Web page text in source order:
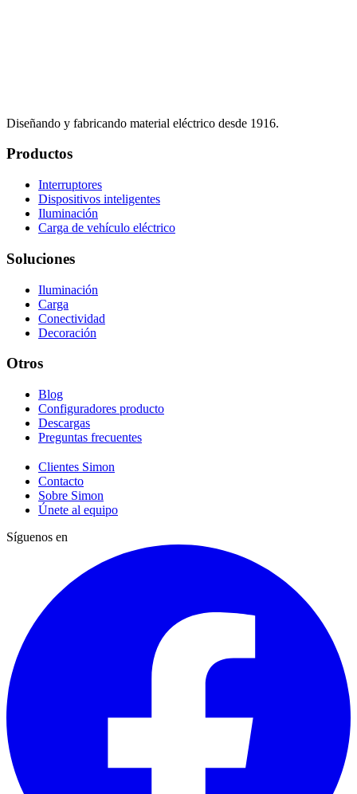
Diseñando y fabricando material eléctrico desde 1916.
Productos
Interruptores
Dispositivos inteligentes
Iluminación
Carga de vehículo eléctrico
Soluciones
Iluminación
Carga
Conectividad
Decoración
Otros
Blog
Configuradores producto
Descargas
Preguntas frecuentes
Clientes Simon
Contacto
Sobre Simon
Únete al equipo
Síguenos en